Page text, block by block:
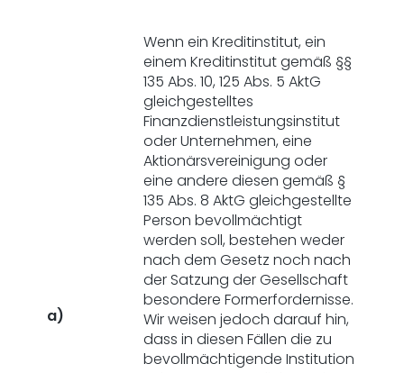
a)
Wenn ein Kreditinstitut, ein
einem Kreditinstitut gemäß §§
135 Abs. 10, 125 Abs. 5 AktG
gleichgestelltes
Finanzdienstleistungsinstitut
oder Unternehmen, eine
Aktionärsvereinigung oder
eine andere diesen gemäß §
135 Abs. 8 AktG gleichgestellte
Person bevollmächtigt
werden soll, bestehen weder
nach dem Gesetz noch nach
der Satzung der Gesellschaft
besondere Formerfordernisse.
Wir weisen jedoch darauf hin,
dass in diesen Fällen die zu
bevollmächtigende Institution